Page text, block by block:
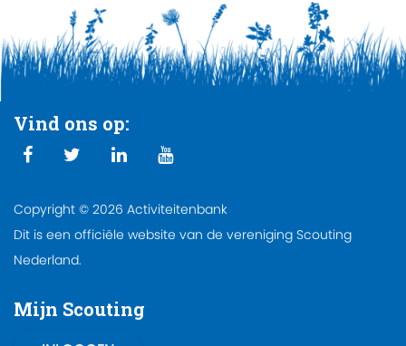
Vind ons op:
Copyright © 2026 Activiteitenbank
Dit is een officiële website van de vereniging Scouting
Nederland.
Mijn Scouting